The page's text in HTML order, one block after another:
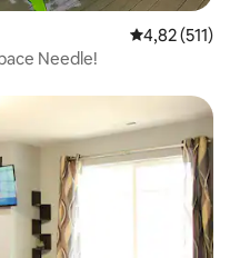
Gemiddelde
4,82 (511)
Needle!